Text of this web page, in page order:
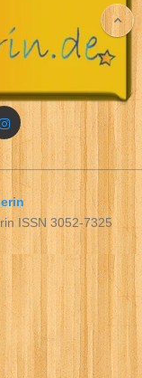
ISSN 3052-7325